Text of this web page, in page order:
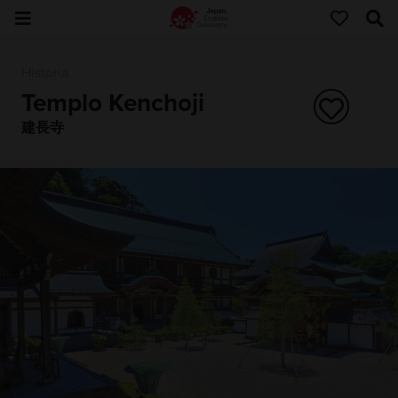
Templo Kenchoji
建長寺